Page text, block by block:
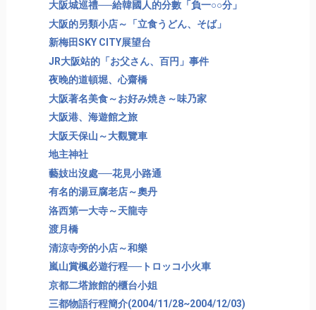
大阪城巡禮──給韓國人的分數「負一○○分」
大阪的另類小店～「立食うどん、そば」
新梅田SKY CITY展望台
JR大阪站的「お父さん、百円」事件
夜晚的道頓堀、心齋橋
大阪著名美食～お好み焼き～味乃家
大阪港、海遊館之旅
大阪天保山～大觀覽車
地主神社
藝妓出沒處──花見小路通
有名的湯豆腐老店～奧丹
洛西第一大寺～天龍寺
渡月橋
清涼寺旁的小店～和樂
嵐山賞楓必遊行程──トロッコ小火車
京都二塔旅館的櫃台小姐
三都物語行程簡介(2004/11/28~2004/12/03)